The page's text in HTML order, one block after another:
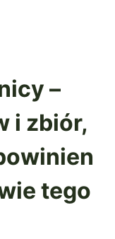
–
i zbiór,
tego